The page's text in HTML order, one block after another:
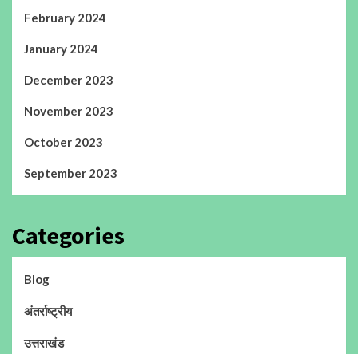
February 2024
January 2024
December 2023
November 2023
October 2023
September 2023
Categories
Blog
अंतर्राष्ट्रीय
उत्तराखंड